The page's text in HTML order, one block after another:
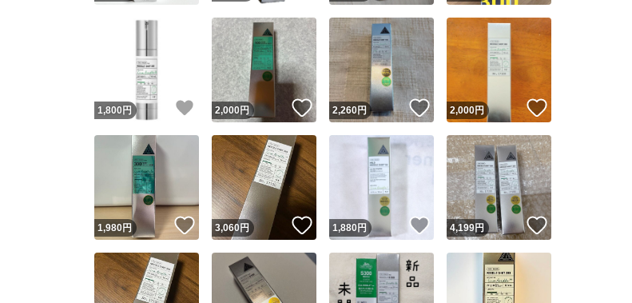
1,800 円 いいね！
2,000円 いいね！
2,260円 いいね！
2,000円
1,980円 いいね！
3,060円 いいね！
1,880 円 いいね！
4,199円 いいね！